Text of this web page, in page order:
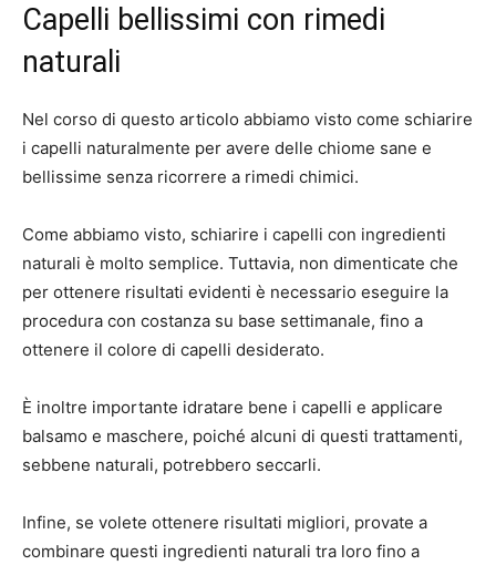
Capelli bellissimi con rimedi
naturali
Nel corso di questo articolo abbiamo visto come schiarire
i capelli naturalmente per avere delle chiome sane e
bellissime senza ricorrere a rimedi chimici.
Come abbiamo visto, schiarire i capelli con ingredienti
naturali è molto semplice. Tuttavia, non dimenticate che
per ottenere risultati evidenti è necessario eseguire la
procedura con costanza su base settimanale, fino a
ottenere il colore di capelli desiderato.
È inoltre importante idratare bene i capelli e applicare
balsamo e maschere, poiché alcuni di questi trattamenti,
sebbene naturali, potrebbero seccarli.
Infine, se volete ottenere risultati migliori, provate a
combinare questi ingredienti naturali tra loro fino a